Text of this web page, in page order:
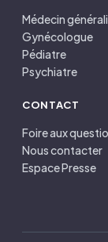
Médecin
Gynécologue
Pédiatre
Psychiatre
CONTACT
Foire aux
Nous contacter
Espace Presse